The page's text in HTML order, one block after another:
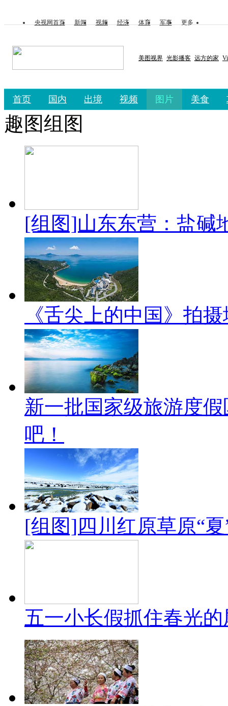
央视网首页 新闻 视频 经济 体育 军事 更多
美图视界 光影播客 远方的家
首页 国内 出境 视频 图片 美食
趣图组图
[组图]山东东营：盐碱
《舌尖上的中国》拍
新一批国家级旅游度
吧！
[组图]四川红原草原“
五一小长假抓住春光